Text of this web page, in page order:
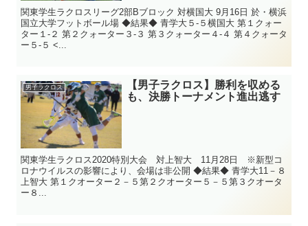
関東学生ラクロスリーグ2部Bブロック 対横国大 9月16日 於・横浜
国立大学フットボール場 ◆結果◆ 青学大５-５横国大 第１クォー
ター１-２ 第２クォーター３-３ 第３クォーター４-４ 第４クォータ
ー５-５ <...
男子ラクロス
【男子ラクロス】勝利を収める
も、決勝トーナメント進出逃す
関東学生ラクロス2020特別大会 対上智大 11月28日 ※新型コ
ロナウイルスの影響により、会場は非公開 ◆結果◆ 青学大11－８
上智大 第１クオーター２－５第２クオーター５－５第３クオータ
ー８...